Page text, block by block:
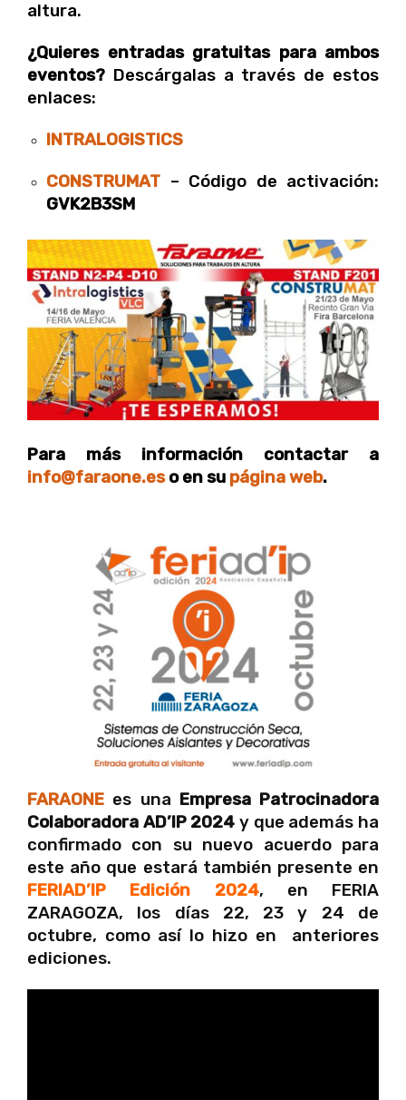
altura.
¿Quieres entradas gratuitas para ambos
eventos? Descárgalas a través de estos
enlaces:
INTRALOGISTICS
CONSTRUMAT – Código de activación:
GVK2B3SM
Para más información contactar a
info@faraone.eso en su página web.
FARAONE es una Empresa Patrocinadora
Colaboradora AD’IP 2024 y que además ha
confirmado con su nuevo acuerdo para
este año que estará también presente en
FERIAD’IP Edición 2024, en FERIA
ZARAGOZA, los días 22, 23 y 24 de
octubre, como así lo hizo en anteriores
ediciones.